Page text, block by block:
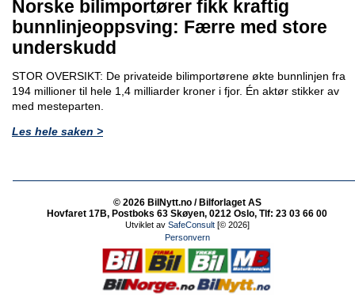
Norske bilimportører fikk kraftig
bunnlinjeoppsving: Færre med store
underskudd
STOR OVERSIKT: De privateide bilimportørene økte bunnlinjen fra
194 millioner til hele 1,4 milliarder kroner i fjor. Én aktør stikker av
med mesteparten.
Les hele saken >
© 2026 BilNytt.no / Bilforlaget AS
Hovfaret 17B, Postboks 63 Skøyen, 0212 Oslo, Tlf: 23 03 66 00
Utviklet av SafeConsult[© 2026]
Personvern